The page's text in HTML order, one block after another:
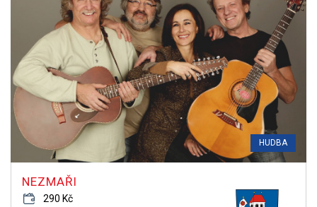
HUDBA
NEZMAŘI
290 Kč